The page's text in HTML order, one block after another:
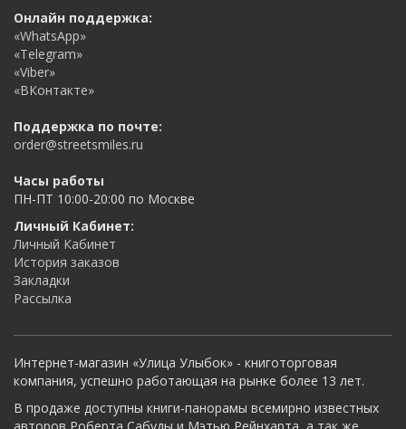
Онлайн поддержка:
«WhatsApp»
«Telegram»
«Viber»
«ВКонтакте»
Поддержка по почте:
order@streetsmiles.ru
Часы работы
ПН-ПТ 10:00-20:00 по Москве
Личный Кабинет:
Личный Кабинет
История заказов
Закладки
Рассылка
Интернет-магазин «Улица Улыбок» - книготорговая
компания, успешно работающая на рынке более 13 лет.
В продаже доступны книги-панорамы всемирно известных